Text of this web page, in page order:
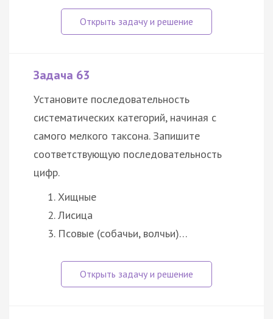
Задача 63
Установите последовательность
систематических категорий, начиная с
самого мелкого таксона. Запишите
соответствующую последовательность
цифр.
Хищные
Лисица
Псовые (собачьи, волчьи)…